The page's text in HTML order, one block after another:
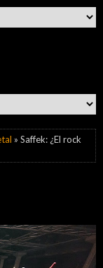
» Saffek: ¿El rock